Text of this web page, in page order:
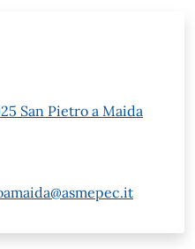
San Pietro a Maida